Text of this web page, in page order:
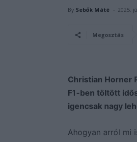
By Sebők Máté - 2025.
Megosztás
Christian Horner
F1-ben töltött
igencsak nagy
Ahogyan arról mi